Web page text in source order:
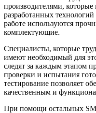
производителями,
разработанных
работе используются
комплектующие.
Специалисты, которые
имеют необходимый для
следят за каждым этапом
проверки и испытания
тестирование позволяет
качественным и
При помощи остальных